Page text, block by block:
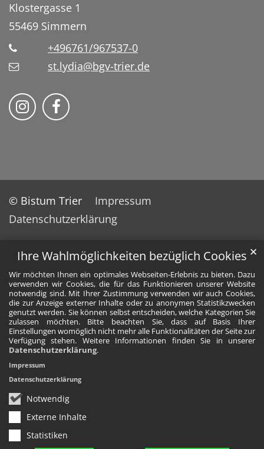
Ihre Wahlmöglichkeiten bezüglich Cookies
Wir möchten Ihnen ein optimales Webseiten-Erlebnis zu bieten. Dazu
verwenden wir Cookies, die für das Funktionieren unserer Website
notwendig sind. Mit Ihrer Zustimmung verwenden wir auch Cookies,
die zur Anzeige externer Inhalte oder zu anonymen Statistikzwecken
genutzt werden. Sie können selbst entscheiden, welche Kategorien Sie
zulassen möchten. Bitte beachten Sie, dass auf Basis Ihrer
Einstellungen womöglich nicht mehr alle Funktionalitäten der Seite zur
Verfügung stehen. Weitere Informationen finden Sie in unserer
Datenschutzerklärung.
Notwendig
Externe Inhalte
Statistiken
✕
Impressum
Datenschutzerklärung
Klostergasse 1
55469 Simmern
+496761/967537-0
st.lydia@bgv-trier.de
Wir auf Instragram
Wir auf Facebook
© Bistum Trier
Impressum
Datenschutzerklärung